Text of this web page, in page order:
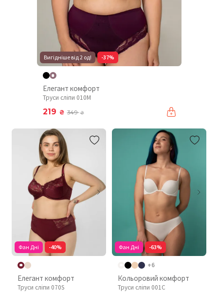
Вигідніше від 2 од! -37%
Елегант комфорт
Труси сліпи 010М
219 ₴ 349₴
Фан Дні -40%
Елегант комфорт
Труси сліпи 070S
Фан Дні -63%
+6
Кольоровий комфорт
Труси сліпи 001C